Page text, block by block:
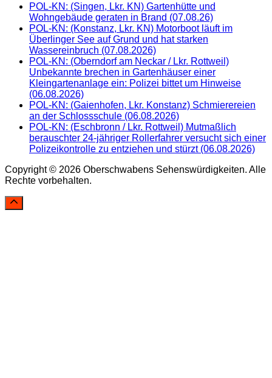
POL-KN: (Singen, Lkr. KN) Gartenhütte und
Wohngebäude geraten in Brand (07.08.26)
POL-KN: (Konstanz, Lkr. KN) Motorboot läuft im
Überlinger See auf Grund und hat starken
Wassereinbruch (07.08.2026)
POL-KN: (Oberndorf am Neckar / Lkr. Rottweil)
Unbekannte brechen in Gartenhäuser einer
Kleingartenanlage ein: Polizei bittet um Hinweise
(06.08.2026)
POL-KN: (Gaienhofen, Lkr. Konstanz) Schmierereien
an der Schlossschule (06.08.2026)
POL-KN: (Eschbronn / Lkr. Rottweil) Mutmaßlich
berauschter 24-jähriger Rollerfahrer versucht sich einer
Polizeikontrolle zu entziehen und stürzt (06.08.2026)
Copyright © 2026 Oberschwabens Sehenswürdigkeiten. Alle
Rechte vorbehalten.